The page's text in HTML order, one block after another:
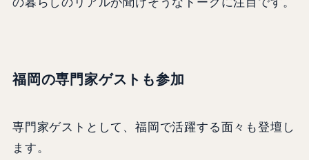
福岡の専門家ゲストも参加
専門家ゲストとして、福岡で活躍する面々も登壇し
ます。